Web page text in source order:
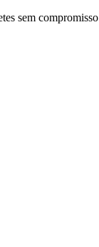
sem compromisso